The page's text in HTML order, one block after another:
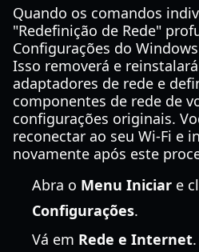
Quando os comandos
"Redefinição de Rede"
Configurações do
Isso removerá e
adaptadores de rede e
componentes de rede de
configurações originais.
reconectar ao seu Wi-Fi e
novamente após este
Abra o Menu Iniciar e
Configurações.
Vá em Rede e Internet.